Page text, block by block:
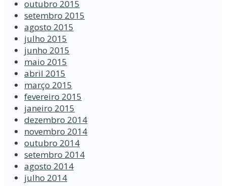
outubro 2015
setembro 2015
agosto 2015
julho 2015
junho 2015
maio 2015
abril 2015
março 2015
fevereiro 2015
janeiro 2015
dezembro 2014
novembro 2014
outubro 2014
setembro 2014
agosto 2014
julho 2014